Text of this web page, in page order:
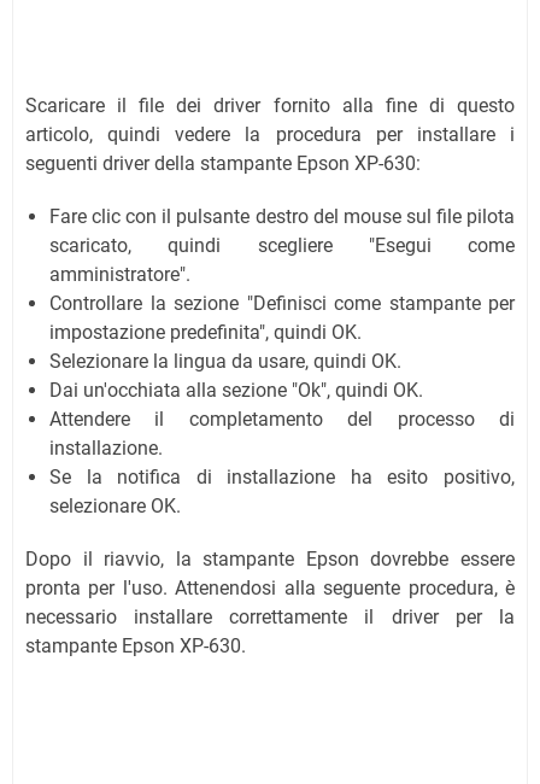
Scaricare il file dei driver fornito alla fine di questo
articolo, quindi vedere la procedura per installare i
seguenti driver della stampante Epson XP-630:
Fare clic con il pulsante destro del mouse sul file pilota
scaricato, quindi scegliere "Esegui come
amministratore".
Controllare la sezione "Definisci come stampante per
impostazione predefinita", quindi OK.
Selezionare la lingua da usare, quindi OK.
Dai un'occhiata alla sezione "Ok", quindi OK.
Attendere il completamento del processo di
installazione.
Se la notifica di installazione ha esito positivo,
selezionare OK.
Dopo il riavvio, la stampante Epson dovrebbe essere
pronta per l'uso. Attenendosi alla seguente procedura, è
necessario installare correttamente il driver per la
stampante Epson XP-630.